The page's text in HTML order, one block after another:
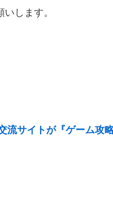
します。
流サイトが『ゲーム攻